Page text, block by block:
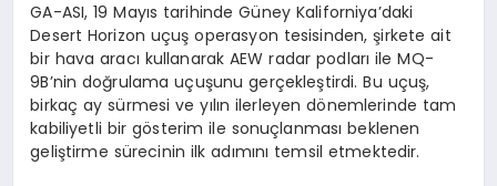
GA-ASI, 19 Mayıs tarihinde Güney Kaliforniya’daki
Desert Horizon uçuş operasyon tesisinden, şirkete ait
bir hava aracı kullanarak AEW radar podları ile MQ-
9B’nin doğrulama uçuşunu gerçekleştirdi. Bu uçuş,
birkaç ay sürmesi ve yılın ilerleyen dönemlerinde tam
kabiliyetli bir gösterim ile sonuçlanması beklenen
geliştirme sürecinin ilk adımını temsil etmektedir.